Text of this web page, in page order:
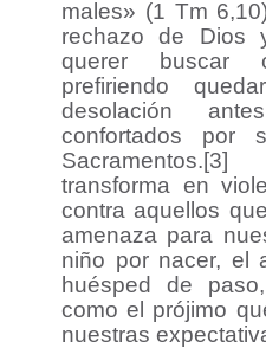
males» (1 Tm
rechazo de Dios
querer buscar
prefiriendo
desolación
confortados por
transforma en
contra aquellos
amenaza para
niño por nacer, el
huésped de
como el prójimo
nuestras